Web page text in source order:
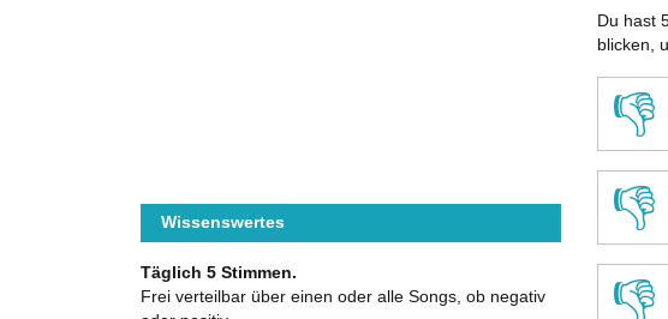
Du hast
blicken,
👎
👎
👎
Wissenswertes
Täglich 5 Stimmen.
Frei verteilbar über einen oder alle Songs, ob negativ